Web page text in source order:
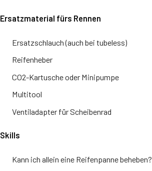
Ersatzmaterial fürs Rennen
Ersatzschlauch (auch bei tubeless)
Reifenheber
CO2-Kartusche oder Minipumpe
Multitool
Ventiladapter für Scheibenrad
Skills
Kann ich allein eine Reifenpanne beheben?